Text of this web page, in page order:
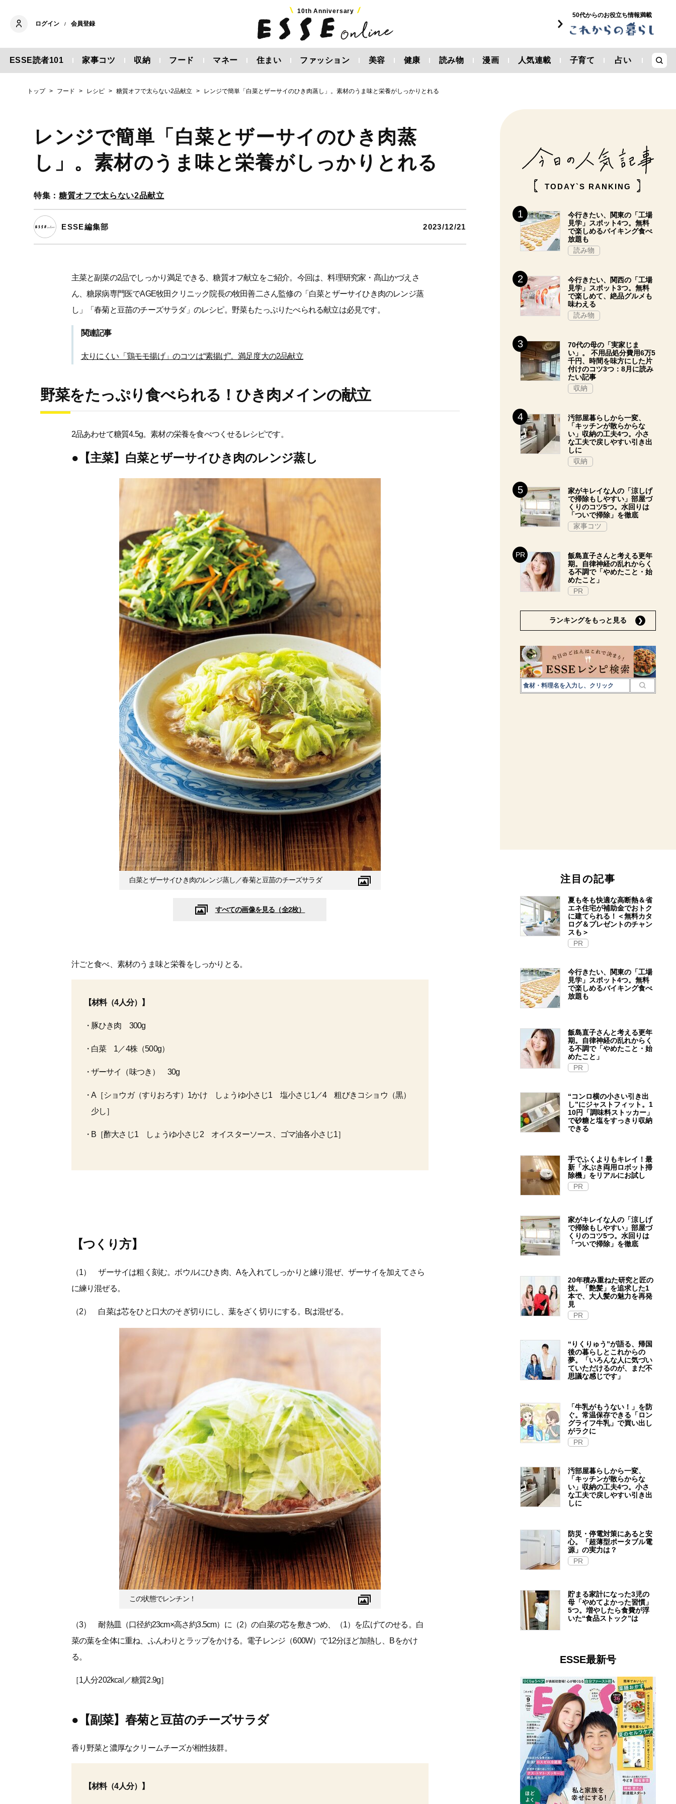
ログイン / 会員登録
10th Anniversary
50代からのお役立ち情報満載
ESSE読者101 家事コツ 収納 フード マネー 住まい ファッション 美容 健康 読み物 漫画 人気連載 子育て 占い
トップ フード レシピ 糖質オフで太らない2品献立 レンジで簡単「白菜とザーサイのひき肉蒸し」。素材のうま味と栄養がしっかりとれる
レンジで簡単「白菜とザーサイのひき肉蒸
し」。素材のうま味と栄養がしっかりとれる
特集：糖質オフで太らない2品献立
ESSE編集部 2023/12/21
主菜と副菜の2品でしっかり満足できる、糖質オフ献立をご紹介。今回は、料理研究家・髙山かづえさ
ん、糖尿病専門医でAGE牧田クリニック院長の牧田善二さん監修の「白菜とザーサイひき肉のレンジ蒸
し」「春菊と豆苗のチーズサラダ」のレシピ。野菜もたっぷりたべられる献立は必見です。
関連記事
太りにくい「鶏モモ揚げ」のコツは“素揚げ”。満足度大の2品献立
野菜をたっぷり食べられる！ひき肉メインの献立
2品あわせて糖質4.5g。素材の栄養を食べつくせるレシピです。
●【主菜】白菜とザーサイひき肉のレンジ蒸し
白菜とザーサイひき肉のレンジ蒸し／春菊と豆苗のチーズサラダ
すべての画像を見る（全2枚）
汁ごと食べ、素材のうま味と栄養をしっかりとる。
【材料（4人分）】
豚ひき肉 300g
白菜 1／4株（500g）
ザーサイ（味つき） 30g
A［ショウガ（すりおろす）1かけ しょうゆ小さじ1 塩小さじ1／4 粗びきコショウ（黒）
少し］
B［酢大さじ1 しょうゆ小さじ2 オイスターソース、ゴマ油各小さじ1］
【つくり方】
（1） ザーサイは粗く刻む。ボウルにひき肉、Aを入れてしっかりと練り混ぜ、ザーサイを加えてさら
に練り混ぜる。
（2） 白菜は芯をひと口大のそぎ切りにし、葉をざく切りにする。Bは混ぜる。
この状態でレンチン！
（3） 耐熱皿（口径約23cm×高さ約3.5cm）に（2）の白菜の芯を敷きつめ、（1）を広げてのせる。白
菜の葉を全体に重ね、ふんわりとラップをかける。電子レンジ（600W）で12分ほど加熱し、Bをかけ
る。
［1人分202kcal／糖質2.9g］
●【副菜】春菊と豆苗のチーズサラダ
香り野菜と濃厚なクリームチーズが相性抜群。
【材料（4人分）】
TODAY`S RANKING
今行きたい、関東の「工場
見学」スポット4つ。無料
で楽しめるバイキング食べ
放題も
読み物
今行きたい、関西の「工場
見学」スポット3つ。無料
で楽しめて、絶品グルメも
味わえる
読み物
70代の母の「実家じま
い」。 不用品処分費用6万5
千円、時間を味方にした片
付けのコツ3つ：8月に読み
たい記事
収納
汚部屋暮らしから一変、
「キッチンが散らからな
い」収納の工夫4つ。小さ
な工夫で戻しやすい引き出
しに
収納
家がキレイな人の「涼しげ
で掃除もしやすい」部屋づ
くりのコツ5つ。水回りは
「ついで掃除」を徹底
家事コツ
飯島直子さんと考える更年
期。自律神経の乱れからく
る不調で「やめたこと・始
めたこと」
PR
ランキングをもっと見る
注目の記事
夏も冬も快適な高断熱＆省
エネ住宅が補助金でおトク
に建てられる！＜無料カタ
ログ＆プレゼントのチャン
スも＞
PR
今行きたい、関東の「工場
見学」スポット4つ。無料
で楽しめるバイキング食べ
放題も
飯島直子さんと考える更年
期。自律神経の乱れからく
る不調で「やめたこと・始
めたこと」
PR
“コンロ横の小さい引き出
し”にジャストフィット。1
10円「調味料ストッカー」
で砂糖と塩をすっきり収納
できる
手でふくよりもキレイ！最
新「水ぶき両用ロボット掃
除機」をリアルにお試し
PR
家がキレイな人の「涼しげ
で掃除もしやすい」部屋づ
くりのコツ5つ。水回りは
「ついで掃除」を徹底
20年積み重ねた研究と匠の
技。「艶髪」を追求した1
本で、大人髪の魅力を再発
見
PR
“りくりゅう”が語る、帰国
後の暮らしとこれからの
夢。「いろんな人に気づい
ていただけるのが、まだ不
思議な感じです」
「牛乳がもうない！」を防
ぐ。常温保存できる「ロン
グライフ牛乳」で買い出し
がラクに
PR
汚部屋暮らしから一変、
「キッチンが散らからな
い」収納の工夫4つ。小さ
な工夫で戻しやすい引き出
しに
防災・停電対策にあると安
心。「超薄型ポータブル電
源」の実力は？​
PR
貯まる家計になった3児の
母「やめてよかった習慣」
5つ。増やしたら食費が浮
いた“食品ストック”は
ESSE最新号